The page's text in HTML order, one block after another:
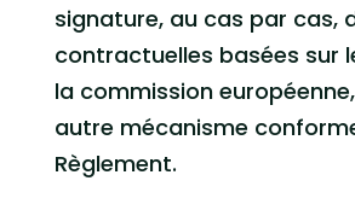
signature, au cas par cas,
contractuelles basées sur
la commission
autre mécanisme
Règlement.